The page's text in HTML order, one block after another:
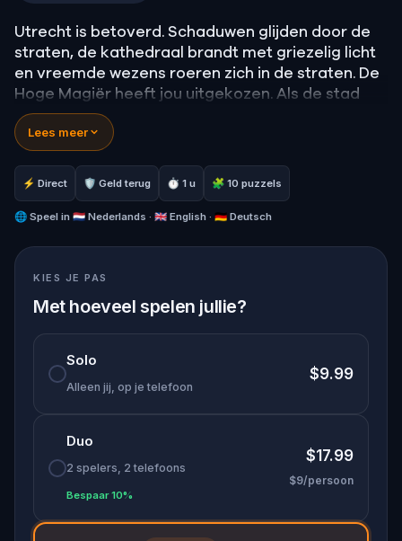
Utrecht is betoverd. Schaduwen glijden door de
straten, de kathedraal brandt met griezelig licht
en vreemde wezens roeren zich in de straten. De
Hoge Magiër heeft jou uitgekozen. Als de stad
gered moet worden, ben jij het die het moet doen.
Jouw missie: leer magische spreuken, vecht
tegen duistere wezens, verzamel relikwieën van
kracht en brouw het drankje dat de duisternis zal
uitbannen. Met elke stap en elk raadsel dat je
Dit is niet zomaar een wandeling. Het is een
ontsnappingsspel verweven in de stenen van de
oude stad. Elke aanwijzing die je kraakt, brengt je
dichter bij de laatste stand van de kathedraal,
waar over het lot van de stad zal worden beslist.
Heb jij de moed om de duistere tovenaar te
trotseren en de vrede in Utrecht te herstellen?
Lees meer
⚡ Direct 🛡 Geld terug ⏱ 1 u 🧩 10 puzzels
🌐 Speel in 🇳🇱 Nederlands · 🇬🇧 English · 🇩🇪 Deutsch
KIES JE PAS
Met hoeveel spelen jullie?
Solo
Alleen jij, op je telefoon
$9.99
Duo
2 spelers, 2 telefoons
Bespaar 10%
$17.99
$9/persoon